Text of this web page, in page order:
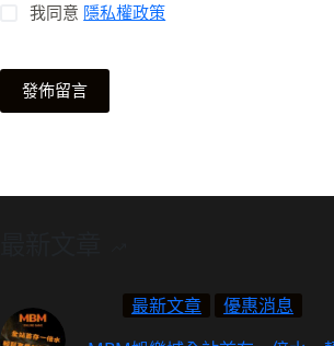
我同意 隱私權政策
發佈留言
最新文章
優惠消息